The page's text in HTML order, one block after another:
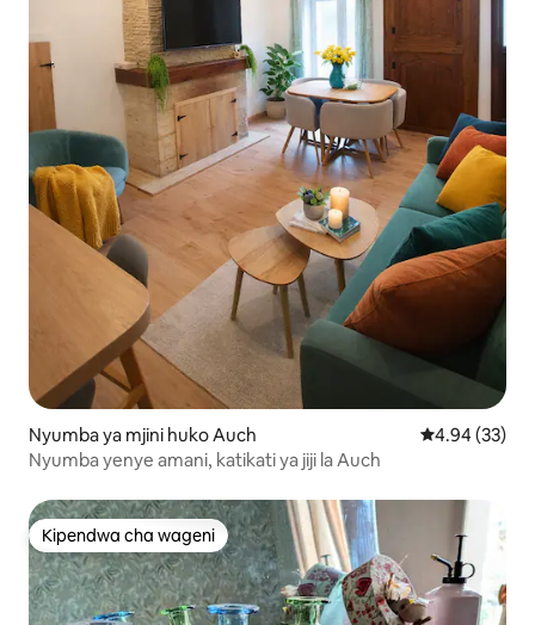
Nyumba ya mjini huko Auch Ukadiriaji wa
4.94 (33)
Nyumba yenye amani, katikati ya jiji la Auch
Kipendwa cha wageni
Kipendwa cha wageni